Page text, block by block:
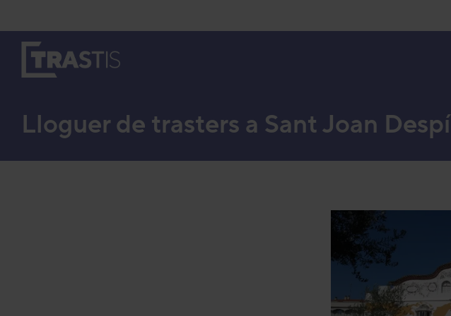
al
contingut
Lloguer de trasters a Sant Joan Despí